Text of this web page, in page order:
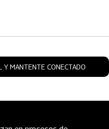
Y MANTENTE CONECTADO